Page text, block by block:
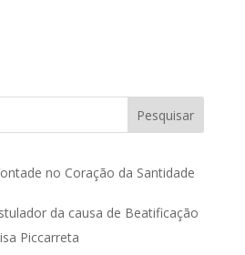
Pesquisar
no Coração da Santidade
da causa de Beatificação
Piccarreta